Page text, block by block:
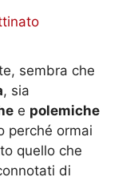
sembra che
, sia
e polemiche
perché ormai
quello che
di